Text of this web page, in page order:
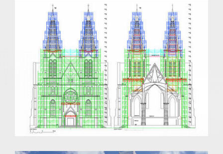
Arbeits- und Schutzgerüste
Hängegerüste
Treppentürme / Treppenübergänge
Fassadengerüste
Wetterschutz
Raumgerüste
Sonderkonstruktionen
Qualität & Sicherheit
Qualität
Sicherheit